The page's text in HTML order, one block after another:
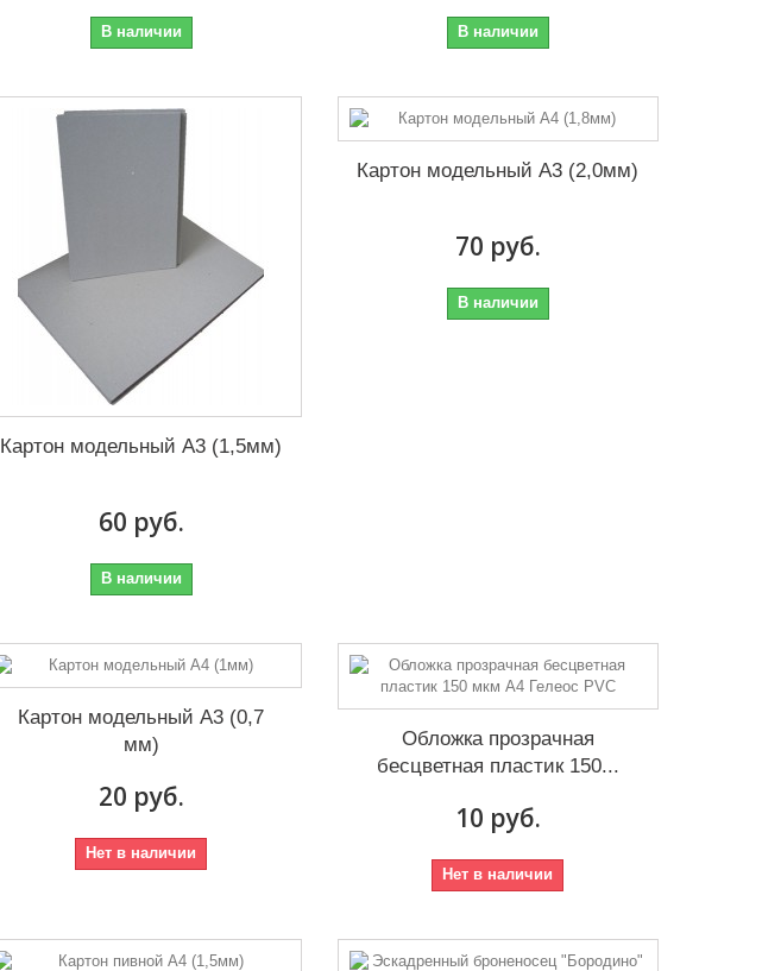
В наличии В наличии
Картон модельный А3 (1,5мм)
60 руб.
В наличии
Картон модельный А3 (2,0мм)
70 руб.
В наличии
Картон модельный А3 (0,7
мм)
20 руб.
Нет в наличии
Обложка прозрачная
бесцветная пластик 150...
10 руб.
Нет в наличии